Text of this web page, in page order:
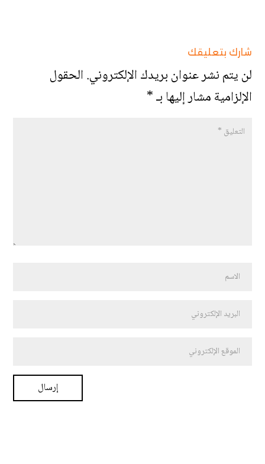
شارك بتعليقك
لن يتم نشر عنوان بريدك الإلكتروني.الحقول
الإلزامية مشار إليها بـ*